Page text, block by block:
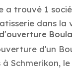
a trouvé 1
dans la
d'un
Schmerikon,